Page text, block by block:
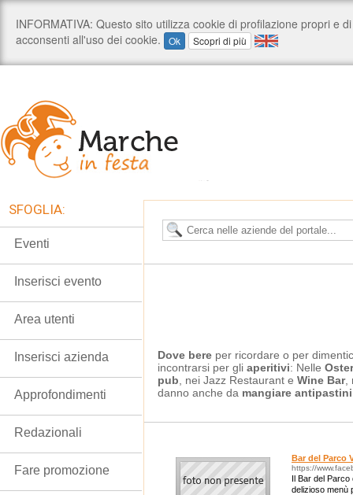
Dove bere per ricordare o per
incontrarsi per gli aperitivi: Nelle
pub , nei Jazz Restaurant e Wine Bar,
danno anche da mangiare
Bar del Parco
https://
Il Bar del
delizioso menù
SFOGLIA:
Eventi
Inserisci evento
Area utenti
Inserisci azienda
Approfondimenti
Redazionali
Fare promozione